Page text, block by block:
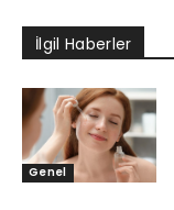
İlgil Haberler
Genel